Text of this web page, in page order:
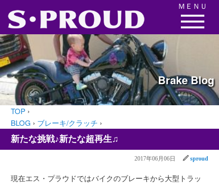
BrakeBlog
TOP ›
BLOG › ブレーキ/クラッチ ›
新たな挑戦♪新たな超再生♫
2017年06月06日 sproud
現在エス・プラウドではバイクのブレーキから大型トラッ
ＭＥＮＵ